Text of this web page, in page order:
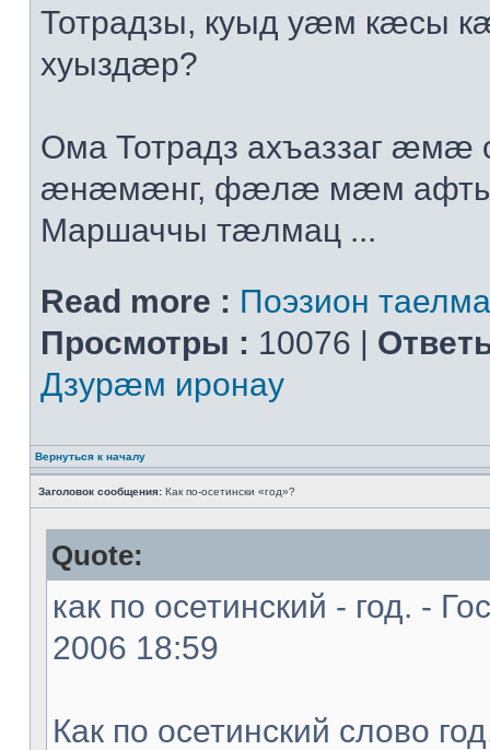
Тотрадзы, куыд уæм кæсы
хуыздæр?
Ома Тотрадз ахъаззаг æмæ
æнæмæнг, фæлæ мæм
Маршаччы тæлмац ...
Read more : Поэзион
Просмотры : 10076 |
Дзурæм иронау
Вернуться к началу
Заголовок сообщения: Как по-осетински «год»?
Quote:
как по осетинский - год. -
2006 18:59
Как по осетинский слово